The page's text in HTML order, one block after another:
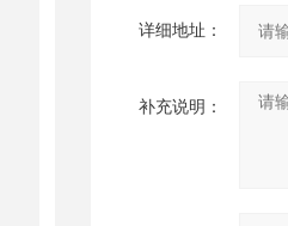
详细地址：
补充说明：